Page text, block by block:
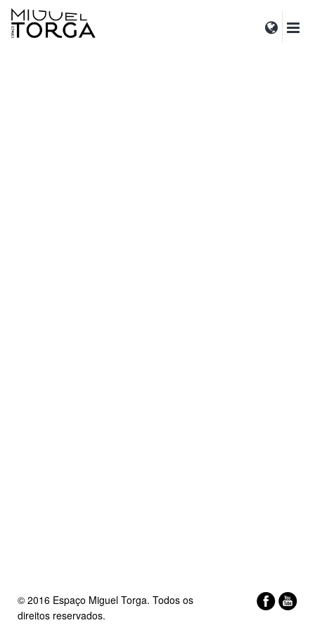
© 2016 Espaço Miguel Torga. Todos os
direitos reservados.